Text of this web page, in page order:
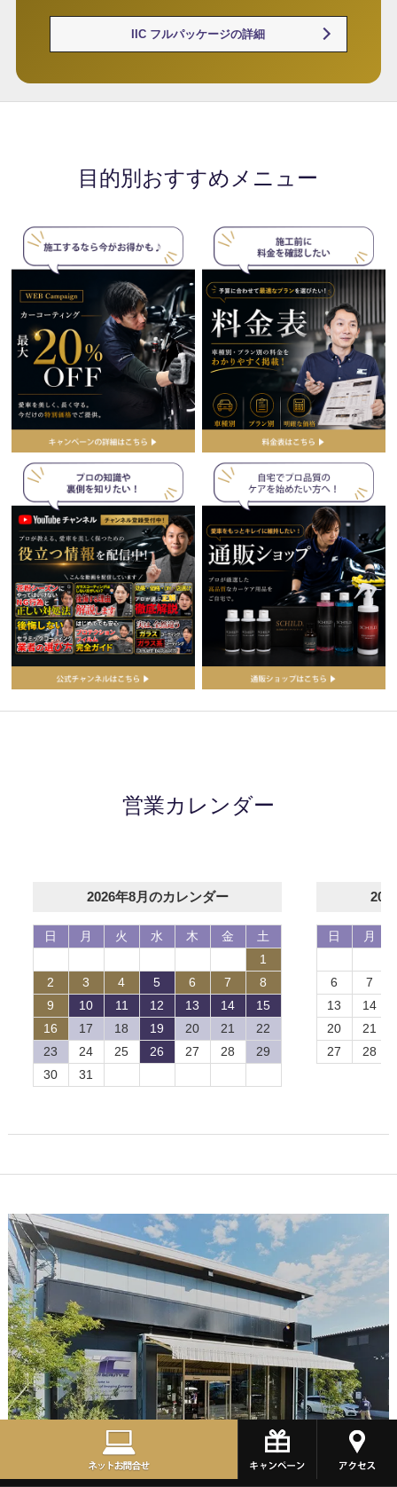
IIC フルパッケージの詳細
目的別おすすめメニュー
営業カレンダー
2026年8月のカレンダー
日 月 火 水 木 金
土
1
2
3 4 5 6 7
8
9
10 11 12 13 14
15
16
17 18 19 20 21
22
23
24 25 26 27 28
29
30
31
日 月
6
7
13
14
20
21
27
28